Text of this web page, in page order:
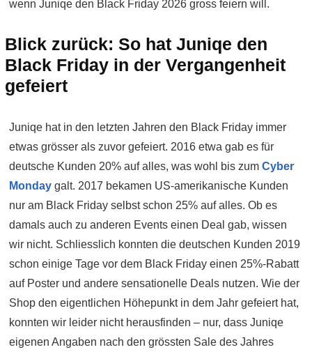
wenn Juniqe den Black Friday 2026 gross feiern will.
Blick zurück: So hat Juniqe den
Black Friday in der Vergangenheit
gefeiert
Juniqe hat in den letzten Jahren den Black Friday immer
etwas grösser als zuvor gefeiert. 2016 etwa gab es für
deutsche Kunden 20% auf alles, was wohl bis zum Cyber
Monday galt. 2017 bekamen US-amerikanische Kunden
nur am Black Friday selbst schon 25% auf alles. Ob es
damals auch zu anderen Events einen Deal gab, wissen
wir nicht. Schliesslich konnten die deutschen Kunden 2019
schon einige Tage vor dem Black Friday einen 25%-Rabatt
auf Poster und andere sensationelle Deals nutzen. Wie der
Shop den eigentlichen Höhepunkt in dem Jahr gefeiert hat,
konnten wir leider nicht herausfinden – nur, dass Juniqe
eigenen Angaben nach den grössten Sale des Jahres